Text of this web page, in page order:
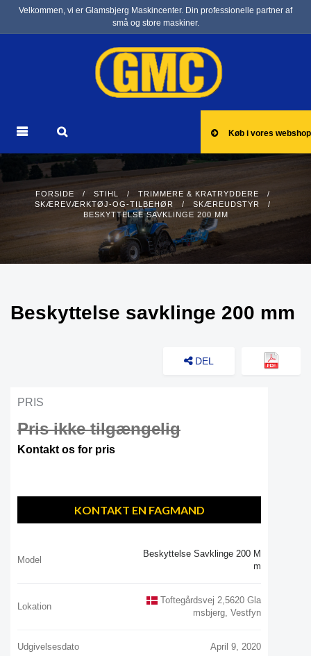
Velkommen, vi er Glamsbjerg Maskincenter. Din professionelle partner af
små og store maskiner.
Køb i vores webshop
FORSIDE / STIHL / TRIMMERE & KRATRYDDERE /
SKÆREVÆRKTØJ-OG-TILBEHØR
/ SKÆREUDSTYR
/
BESKYTTELSE SAVKLINGE 200 MM
Beskyttelse savklinge 200 mm
DEL
PRIS
Pris ikke tilgængelig
Kontakt os for pris
KONTAKT EN FAGMAND
Model
Beskyttelse Savklinge 200 M
M
Lokation
Toftegårdsvej 2,5620 Gla
Msbjerg, Vestfyn
Udgivelsesdato April 9, 2020